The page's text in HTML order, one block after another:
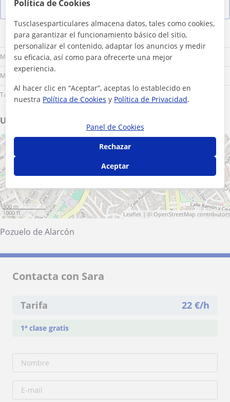
Ver las 20 valoraciones
Lu Ma Mi Ju Vi
Mañana
Mediodía
Tarde
Ubicación de mis clases
300 m
1000 ft
Leaflet | © OpenStreetMap contributors
Pozuelo de Alarcón
Contacta con Sara
Tarifa 22 €/h
1ª clase gratis
Política de Cookies
Tusclasesparticulares almacena datos, tales como cookies,
para garantizar el funcionamiento básico del sitio,
personalizar el contenido, adaptar los anuncios y medir
su eficacia, así como para ofrecerte una mejor
experiencia.
Al hacer clic en “Aceptar”, aceptas lo establecido en
nuestra Política de Cookies y Política de Privacidad.
Panel de Cookies
Rechazar
Aceptar